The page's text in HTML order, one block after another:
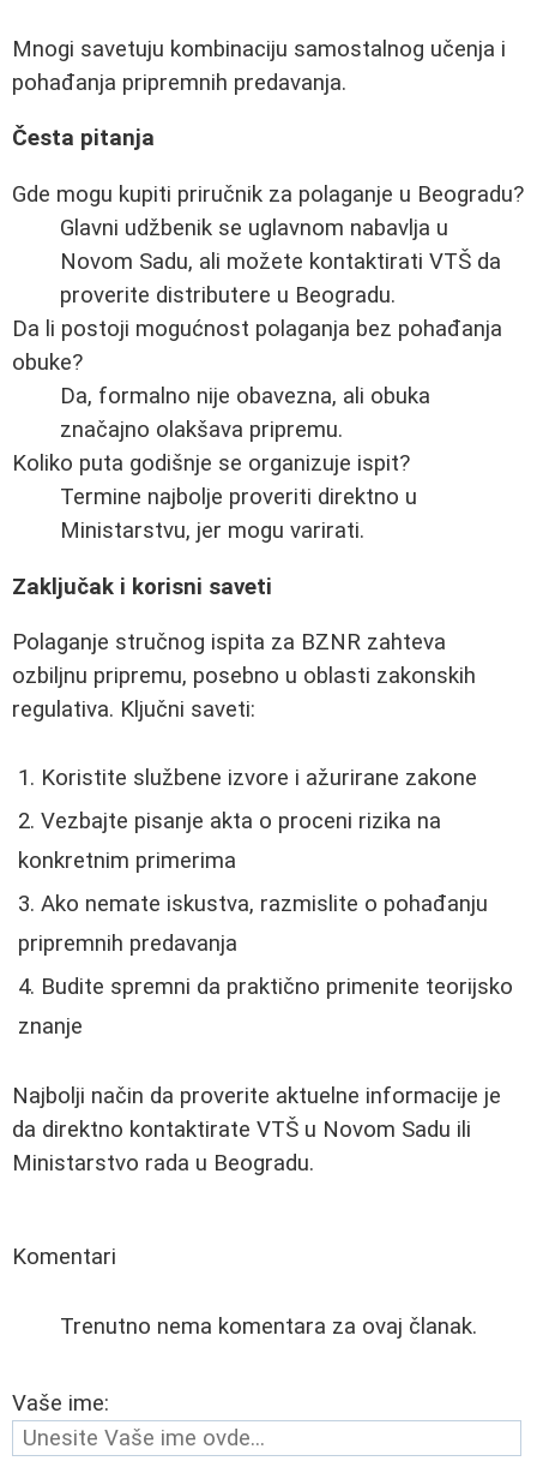
Mnogi savetuju kombinaciju samostalnog učenja i
pohađanja pripremnih predavanja.
Česta pitanja
Gde mogu kupiti priručnik za polaganje u Beogradu?
Glavni udžbenik se uglavnom nabavlja u
Novom Sadu, ali možete kontaktirati VTŠ da
proverite distributere u Beogradu.
Da li postoji mogućnost polaganja bez pohađanja
obuke?
Da, formalno nije obavezna, ali obuka
značajno olakšava pripremu.
Koliko puta godišnje se organizuje ispit?
Termine najbolje proveriti direktno u
Ministarstvu, jer mogu varirati.
Zaključak i korisni saveti
Polaganje stručnog ispita za BZNR zahteva
ozbiljnu pripremu, posebno u oblasti zakonskih
regulativa. Ključni saveti:
Koristite službene izvore i ažurirane zakone
Vezbajte pisanje akta o proceni rizika na
konkretnim primerima
Ako nemate iskustva, razmislite o pohađanju
pripremnih predavanja
Budite spremni da praktično primenite teorijsko
znanje
Najbolji način da proverite aktuelne informacije je
da direktno kontaktirate VTŠ u Novom Sadu ili
Ministarstvo rada u Beogradu.
Komentari
Trenutno nema komentara za ovaj članak.
Vaše ime: